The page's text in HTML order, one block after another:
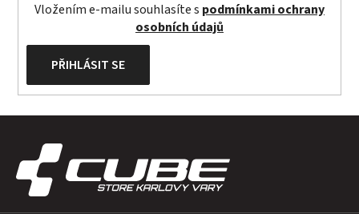
Vložením e-mailu souhlasíte s podmínkami ochrany
osobních údajů
PŘIHLÁSIT SE